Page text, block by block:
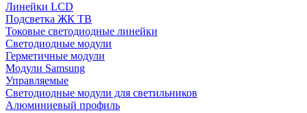
Линейки LCD
Подсветка ЖК ТВ
Токовые светодиодные линейки
Светодиодные модули
Герметичные модули
Модули Samsung
Управляемые
Светодиодные модули для светильников
Алюминиевый профиль